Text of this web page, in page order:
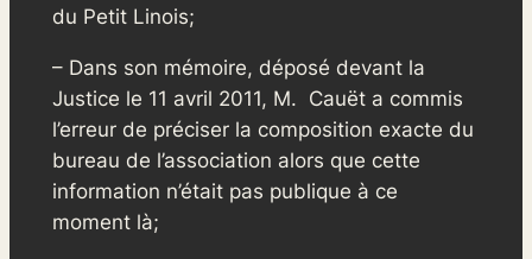
du Petit Linois;
– Dans son mémoire, déposé devant la
Justice le 11 avril 2011, M. Cauët a commis
l’erreur de préciser la composition exacte du
bureau de l’association alors que cette
information n’était pas publique à ce
moment là;